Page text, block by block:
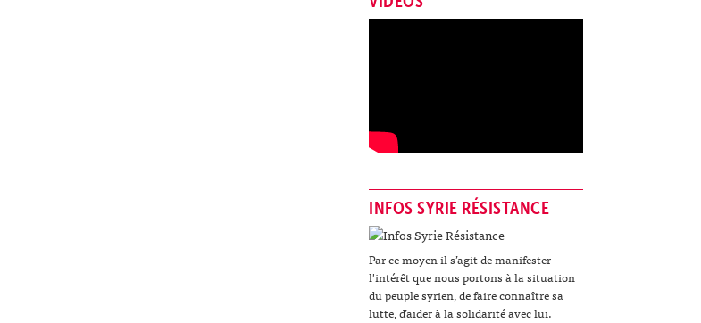
INFOS SYRIE RÉSISTANCE
Par ce moyen il s’agit de manifester
l'intérêt que nous portons à la situation
du peuple syrien, de faire connaître sa
lutte, d’aider à la solidarité avec lui.